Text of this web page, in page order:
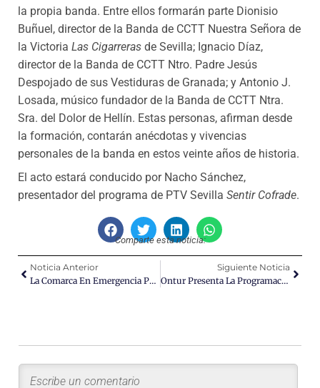
la propia banda. Entre ellos formarán parte Dionisio
Buñuel, director de la Banda de CCTT Nuestra Señora de
la Victoria Las Cigarreras de Sevilla; Ignacio Díaz,
director de la Banda de CCTT Ntro. Padre Jesús
Despojado de sus Vestiduras de Granada; y Antonio J.
Losada, músico fundador de la Banda de CCTT Ntra.
Sra. del Dolor de Hellín. Estas personas, afirman desde
la formación, contarán anécdotas y vivencias
personales de la banda en estos veinte años de historia.
El acto estará conducido por Nacho Sánchez,
presentador del programa de PTV Sevilla Sentir Cofrade.
Comparte esta noticia:
Noticia Anterior
La Comarca En Emergencia Por La Sobreexplotación De Conejos
Siguiente Noticia
Ontur Presenta La Programación Del Carnaval 2025